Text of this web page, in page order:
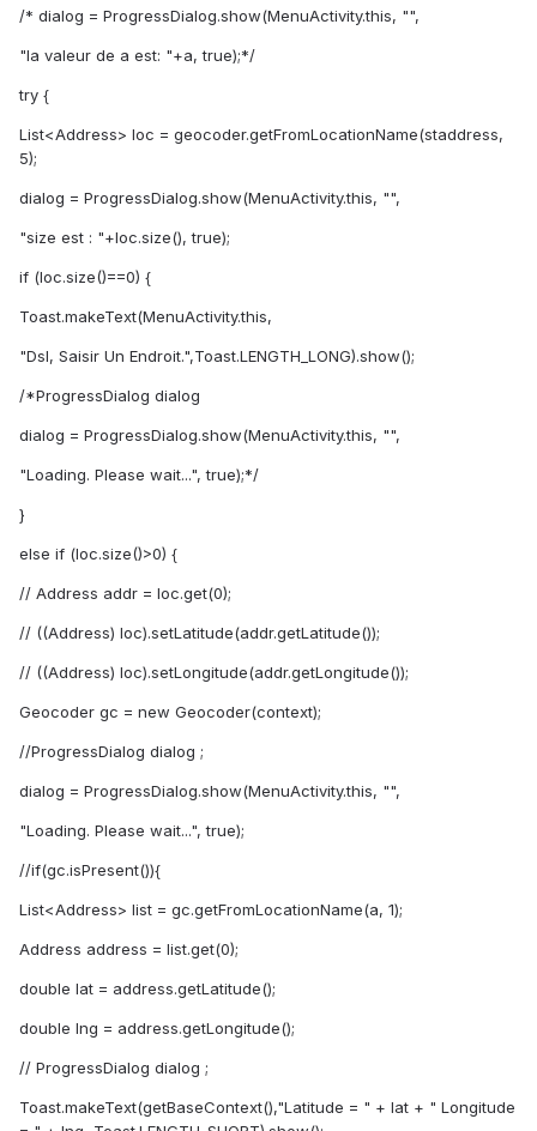
/* dialog = ProgressDialog.show(MenuActivity.this, "",
"la valeur de a est: "+a, true);*/
try {
List<Address> loc = geocoder.getFromLocationName(staddress,
5);
dialog = ProgressDialog.show(MenuActivity.this, "",
"size est : "+loc.size(), true);
if (loc.size()==0) {
Toast.makeText(MenuActivity.this,
"Dsl, Saisir Un Endroit.",Toast.LENGTH_LONG).show();
/*ProgressDialog dialog
dialog = ProgressDialog.show(MenuActivity.this, "",
"Loading. Please wait...", true);*/
}
else if (loc.size()>0) {
// Address addr = loc.get(0);
// ((Address) loc).setLatitude(addr.getLatitude());
// ((Address) loc).setLongitude(addr.getLongitude());
Geocoder gc = new Geocoder(context);
//ProgressDialog dialog ;
dialog = ProgressDialog.show(MenuActivity.this, "",
"Loading. Please wait...", true);
//if(gc.isPresent()){
List<Address> list = gc.getFromLocationName(a, 1);
Address address = list.get(0);
double lat = address.getLatitude();
double lng = address.getLongitude();
// ProgressDialog dialog ;
Toast.makeText(getBaseContext(),"Latitude = " + lat + " Longitude